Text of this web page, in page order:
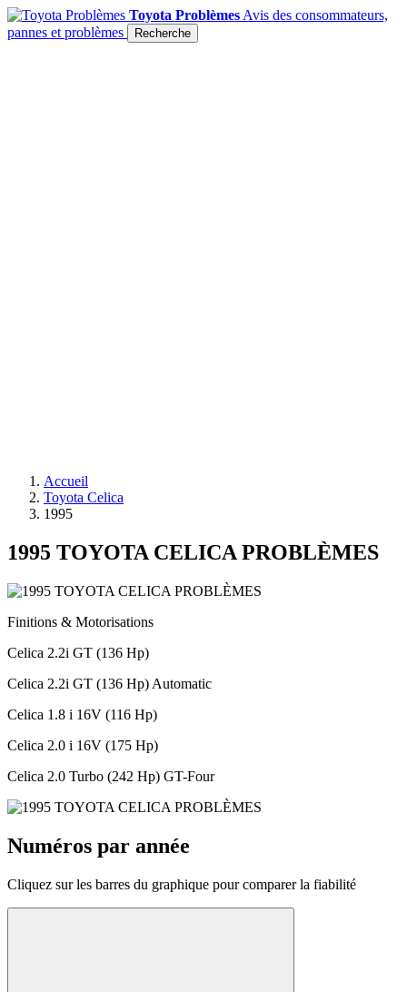
Toyota Problèmes Avis des consommateurs,
pannes et problèmes
Recherche
Accueil
Toyota Celica
1995
1995 TOYOTA CELICA PROBLÈMES
Finitions & Motorisations
Celica 2.2i GT (136 Hp)
Celica 2.2i GT (136 Hp) Automatic
Celica 1.8 i 16V (116 Hp)
Celica 2.0 i 16V (175 Hp)
Celica 2.0 Turbo (242 Hp) GT-Four
Numéros par année
Cliquez sur les barres du graphique pour comparer la fiabilité